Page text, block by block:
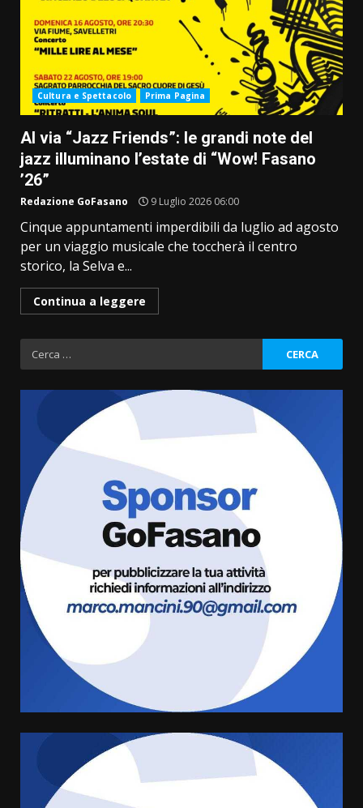
Cultura e Spettacolo Prima Pagina
Al via “Jazz Friends”: le grandi note del
jazz illuminano l’estate di “Wow! Fasano
’26”
Redazione GoFasano 9 Luglio 2026 06:00
Cinque appuntamenti imperdibili da luglio ad agosto
per un viaggio musicale che toccherà il centro
storico, la Selva e...
Continua a leggere
Ricerca
per:
Fasanese ferito a colpi di arma
da fuoco
6 Agosto 2026 18:13
Carta d’identità: continua il piano
di aperture straordinarie del
Comune di Fasano
cittadina di Fratelli d’Italia,
pronta a tornare in Consiglio
comunale
6 Agosto 2026 08:00